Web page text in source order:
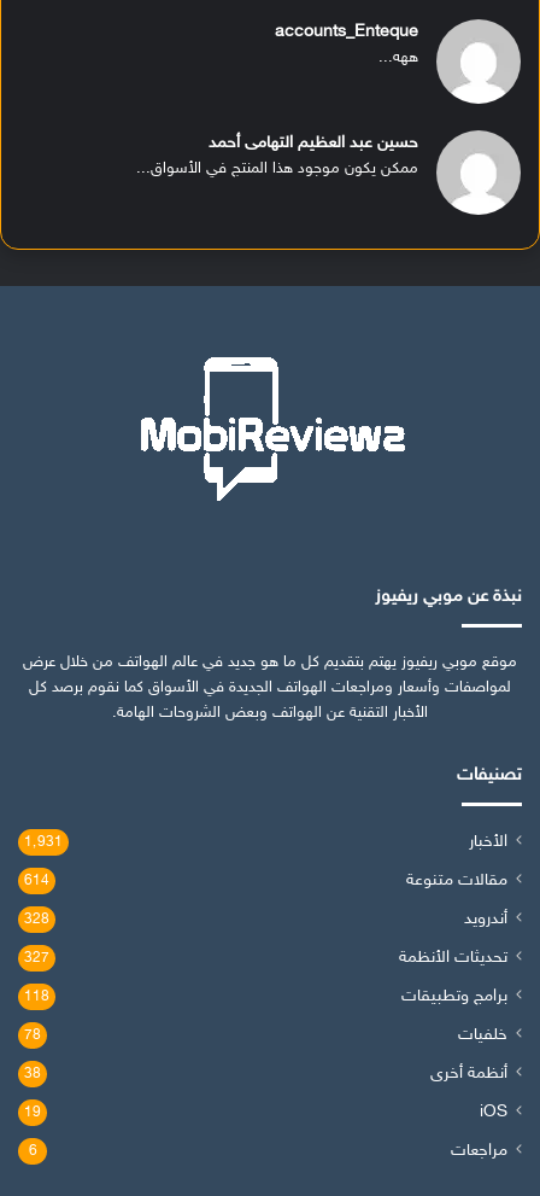
accounts_Enteque
ههه...
حسين عبد العظيم التهامى أحمد
ممكن يكون موجود هذا المنتج في الأسواق...
نبذة عن موبي ريفيوز
موقع موبي ريفيوز يهتم بتقديم كل ما هو جديد في عالم الهواتف من خلال عرض
لمواصفات وأسعار ومراجعات الهواتف الجديدة في الأسواق كما نقوم برصد كل
الأخبار التقنية عن الهواتف وبعض الشروحات الهامة.
تصنيفات
الأخبار 1٬931
مقالات متنوعة 614
أندرويد 328
تحديثات الأنظمة 327
برامج وتطبيقات 118
خلفيات 78
أنظمة أخرى 38
iOS
19
مراجعات 6